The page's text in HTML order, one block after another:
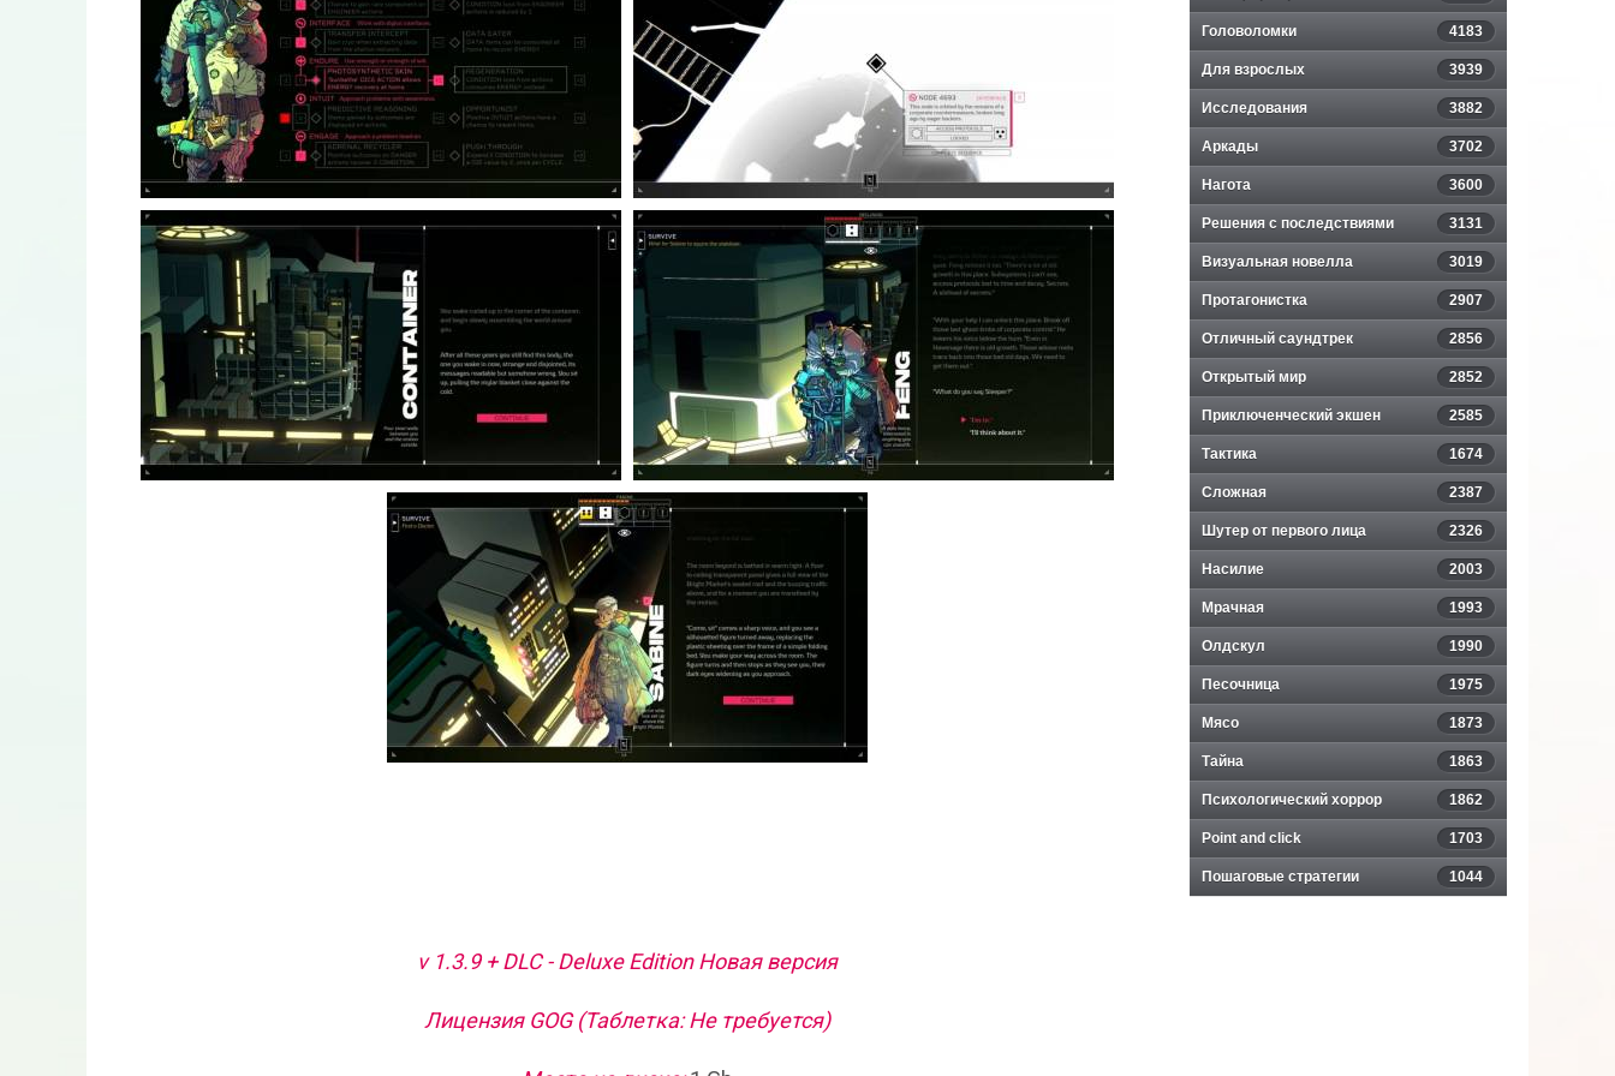
v 1.3.9 + DLC - Deluxe Edition Новая версия
Лицензия GOG (Таблетка: Не требуется)
Головоломки 4183
Для взрослых 3939
Исследования 3882
Аркады 3702
Нагота 3600
Решения с последствиями 3131
Визуальная новелла 3019
Протагонистка 2907
Отличный саундтрек 2856
Открытый мир 2852
Приключенческий экшен 2585
Тактика 1674
Сложная 2387
Шутер от первого лица 2326
Насилие 2003
Мрачная 1993
Олдскул 1990
Песочница 1975
Мясо 1873
Тайна 1863
Психологический хоррор 1862
Point and click 1703
Пошаговые стратегии 1044